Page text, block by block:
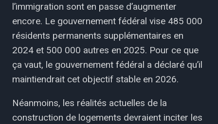
l’immigration sont en passe d’augmenter
encore. Le gouvernement fédéral vise 485 000
résidents permanents supplémentaires en
2024 et 500 000 autres en 2025. Pour ce que
ça vaut, le gouvernement fédéral a déclaré qu’il
maintiendrait cet objectif stable en 2026.
Néanmoins, les réalités actuelles de la
construction de logements devraient inciter les